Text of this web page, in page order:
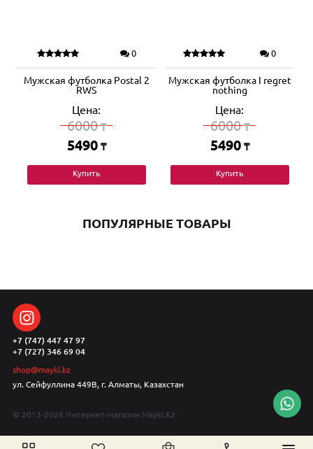
0
Мужская футболка Postal 2
RWS
Цена:
6000₸
5490 ₸
Купить
0
Мужская футболка I regret
nothing
Цена:
6000₸
5490 ₸
Купить
ПОПУЛЯРНЫЕ ТОВАРЫ
+7 (747) 447 47 97
+7 (727) 346 69 04
shop@mayki.kz
ул. Сейфуллина 449В, г. Алматы, Казахстан
© 2013-2026 Интернет-магазин Mayki.Kz